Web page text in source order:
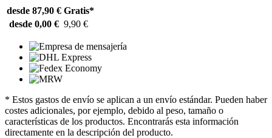
desde 87,90 € Gratis*
desde 0,00 € 9,90 €
* Estos gastos de envío se aplican a un envío estándar. Pueden haber
costes adicionales, por ejemplo, debido al peso, tamaño o
características de los productos. Encontrarás esta información
directamente en la descripción del producto.